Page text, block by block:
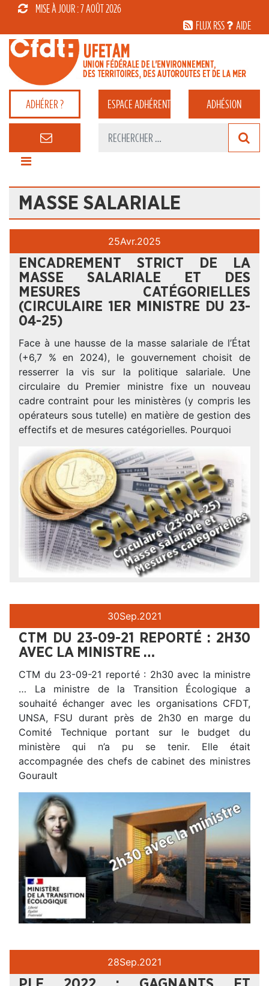
MISE À JOUR : 7 AOÛT 2026
FLUX RSS
AIDE
ADHÉRER ? ESPACEADHÉRENT ADHÉSION
MASSE SALARIALE
25Avr.2025
ENCADREMENT STRICT DE LA
MASSE SALARIALE ET DES
MESURES CATÉGORIELLES
(CIRCULAIRE 1ER MINISTRE DU 23-
04-25)
Face à une hausse de la masse salariale de l’État
(+6,7 % en 2024), le gouvernement choisit de
resserrer la vis sur la politique salariale. Une
circulaire du Premier ministre fixe un nouveau
cadre contraint pour les ministères (y compris les
opérateurs sous tutelle) en matière de gestion des
effectifs et de mesures catégorielles. Pourquoi
30Sep.2021
CTM DU 23-09-21 REPORTÉ : 2H30
AVEC LA MINISTRE …
CTM du 23-09-21 reporté : 2h30 avec la ministre
… La ministre de la Transition Écologique a
souhaité échanger avec les organisations CFDT,
UNSA, FSU durant près de 2h30 en marge du
Comité Technique portant sur le budget du
ministère qui n’a pu se tenir. Elle était
accompagnée des chefs de cabinet des ministres
Gourault
28Sep.2021